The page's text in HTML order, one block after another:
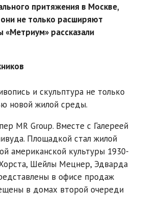
притяжения в Москве,
не только расширяют
рассказали
и скульптура не только
новой жилой среды.
MR Group. Вместе с Галереей
Площадкой стал жилой
американской культуры 1930-
Шейлы Мецнер, Эдварда
в офисе продаж
в домах второй очереди